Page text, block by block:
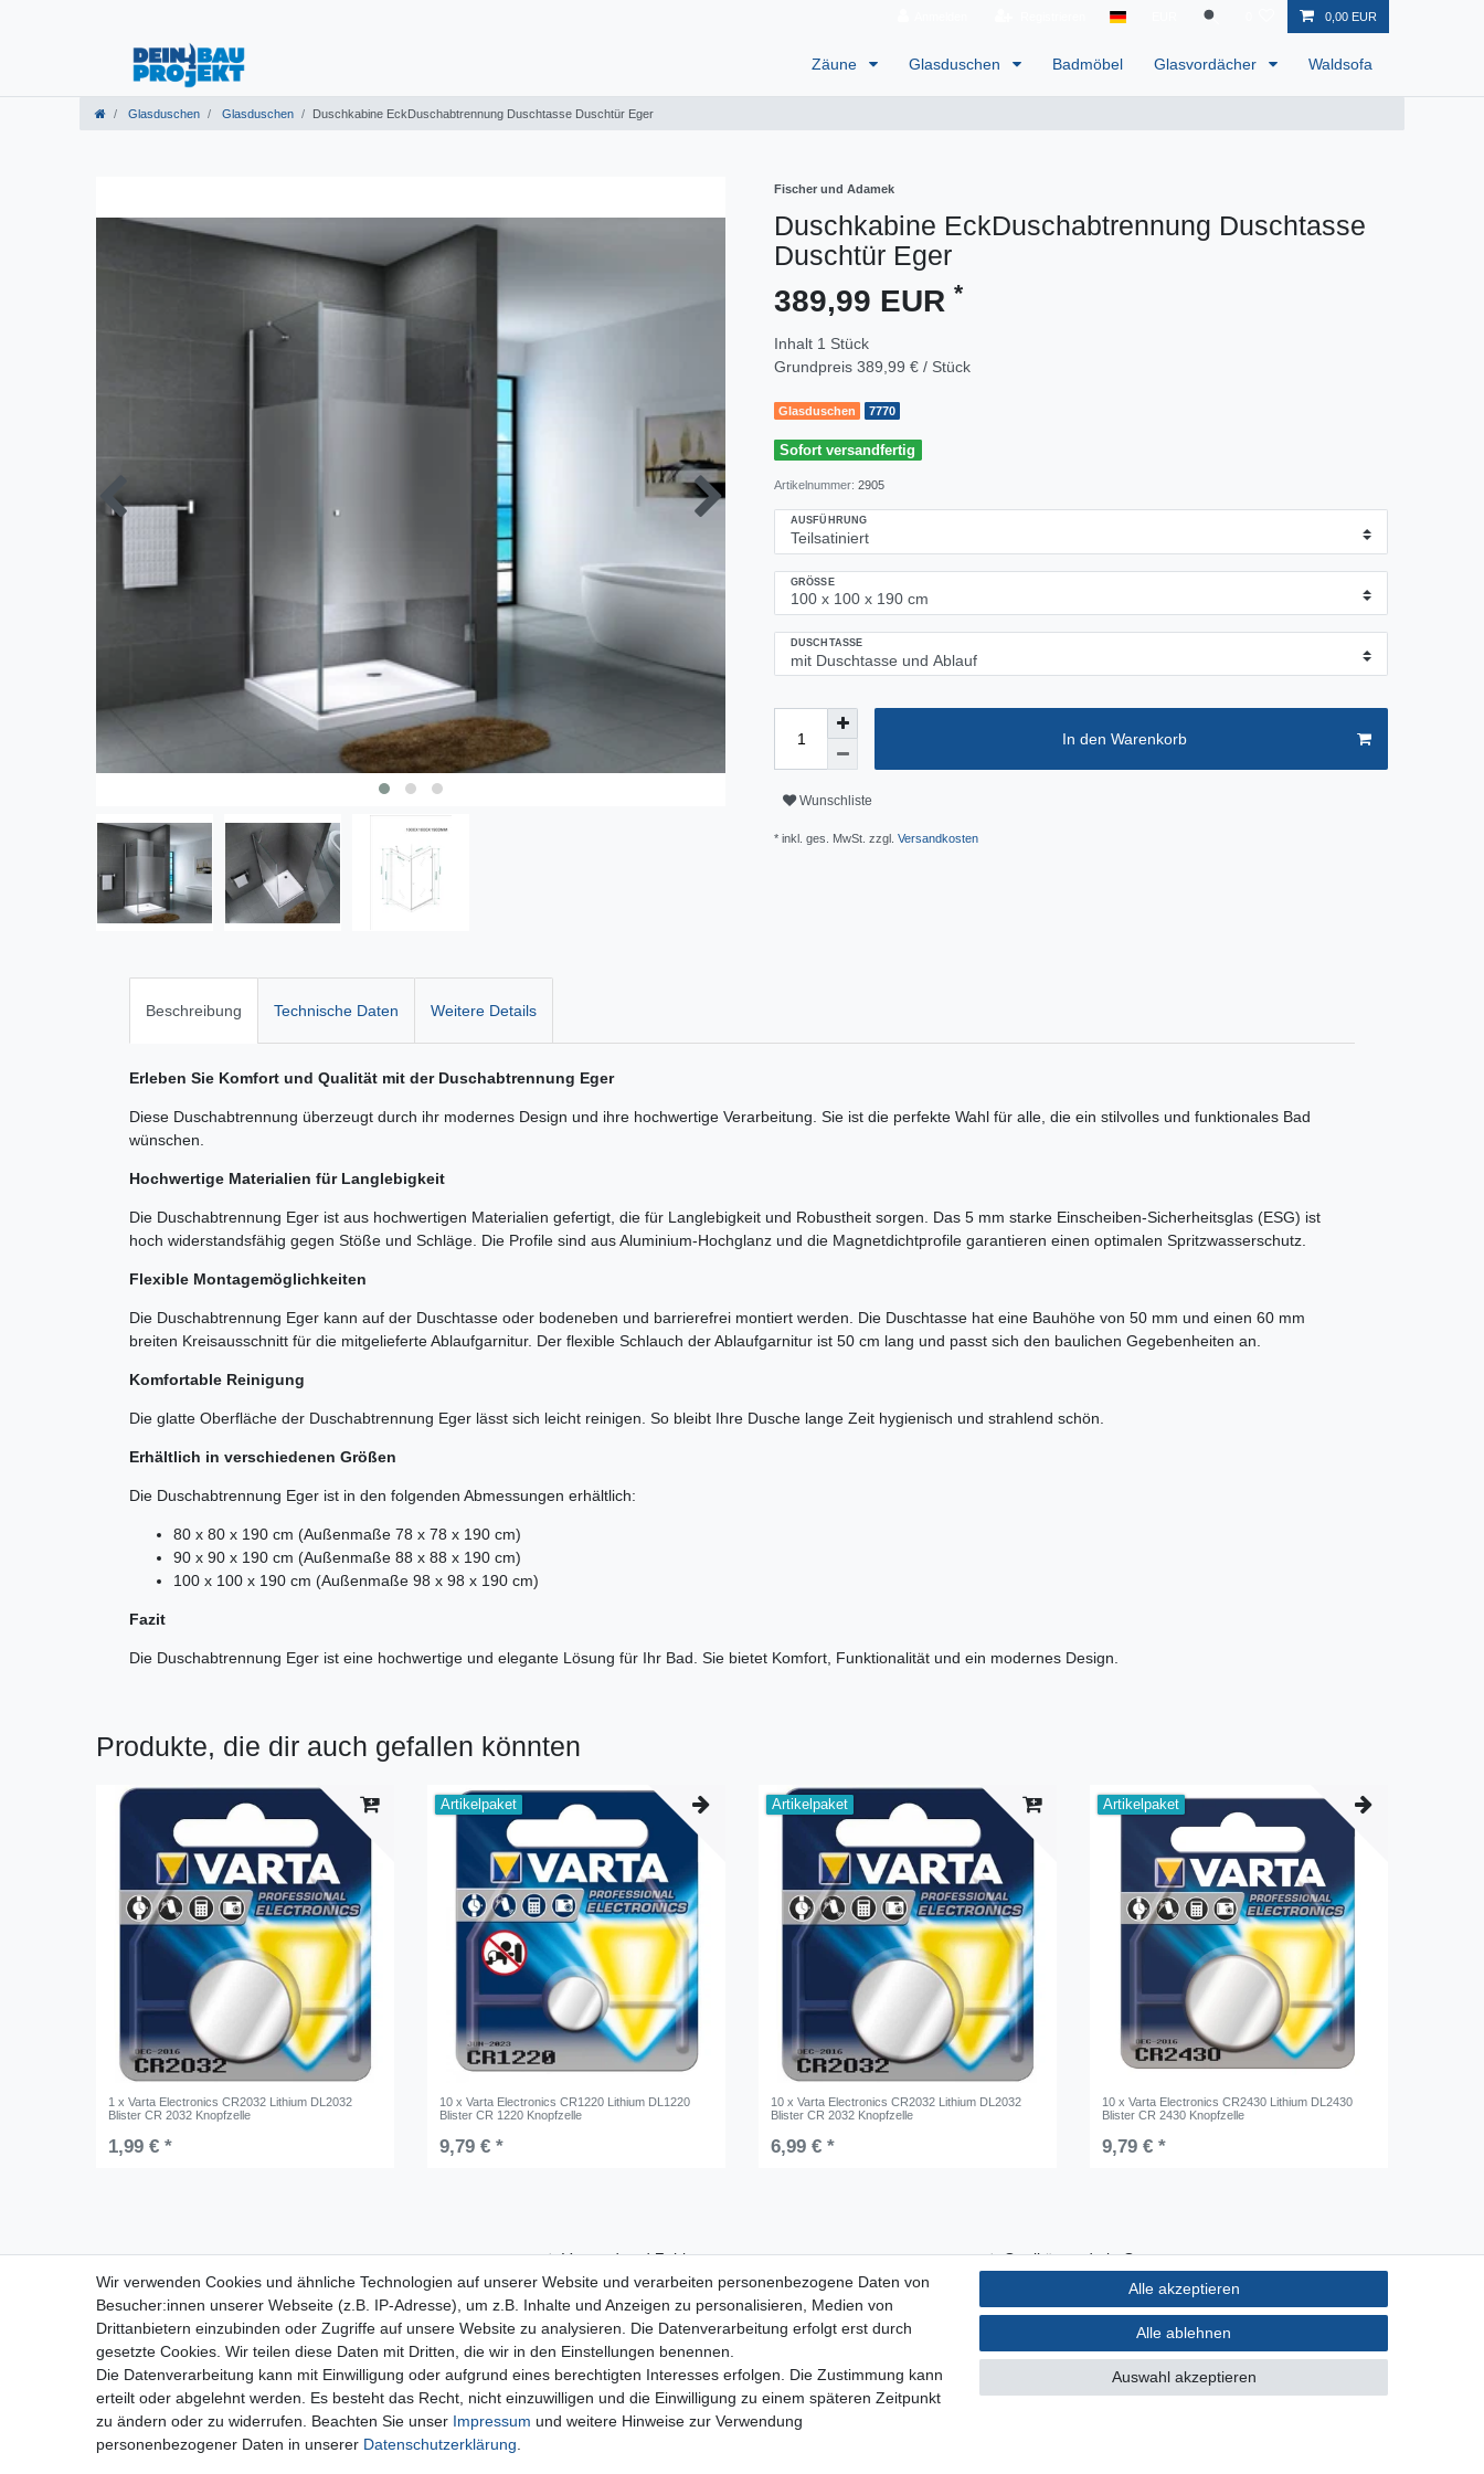
0,00 EUR
Zäune Glasduschen Badmöbel Glasvordächer Waldsofa
Glasduschen Glasduschen Duschkabine EckDuschabtrennung Duschtasse Duschtür Eger
Fischer und Adamek
Duschkabine EckDuschabtrennung Duschtasse
Duschtür Eger
389,99 EUR *
Inhalt 1 Stück
Grundpreis 389,99 € / Stück
Glasduschen 7770
Sofort versandfertig
Artikelnummer: 2905
AUSFÜHRUNG
GRÖSSE
DUSCHTASSE
In den Warenkorb
Wunschliste
* inkl. ges. MwSt. zzgl. Versandkosten
Beschreibung Technische Daten Weitere Details
Erleben Sie Komfort und Qualität mit der Duschabtrennung Eger
Diese Duschabtrennung überzeugt durch ihr modernes Design und ihre hochwertige Verarbeitung. Sie ist die perfekte Wahl für alle, die ein stilvolles und funktionales Bad
wünschen.
Hochwertige Materialien für Langlebigkeit
Die Duschabtrennung Eger ist aus hochwertigen Materialien gefertigt, die für Langlebigkeit und Robustheit sorgen. Das 5 mm starke Einscheiben-Sicherheitsglas (ESG) ist
hoch widerstandsfähig gegen Stöße und Schläge. Die Profile sind aus Aluminium-Hochglanz und die Magnetdichtprofile garantieren einen optimalen Spritzwasserschutz.
Flexible Montagemöglichkeiten
Die Duschabtrennung Eger kann auf der Duschtasse oder bodeneben und barrierefrei montiert werden. Die Duschtasse hat eine Bauhöhe von 50 mm und einen 60 mm
breiten Kreisausschnitt für die mitgelieferte Ablaufgarnitur. Der flexible Schlauch der Ablaufgarnitur ist 50 cm lang und passt sich den baulichen Gegebenheiten an.
Komfortable Reinigung
Die glatte Oberfläche der Duschabtrennung Eger lässt sich leicht reinigen. So bleibt Ihre Dusche lange Zeit hygienisch und strahlend schön.
Erhältlich in verschiedenen Größen
Die Duschabtrennung Eger ist in den folgenden Abmessungen erhältlich:
80 x 80 x 190 cm (Außenmaße 78 x 78 x 190 cm)
90 x 90 x 190 cm (Außenmaße 88 x 88 x 190 cm)
100 x 100 x 190 cm (Außenmaße 98 x 98 x 190 cm)
Fazit
Die Duschabtrennung Eger ist eine hochwertige und elegante Lösung für Ihr Bad. Sie bietet Komfort, Funktionalität und ein modernes Design.
Produkte, die dir auch gefallen könnten
1 x Varta Electronics CR2032 Lithium DL2032
Blister CR 2032 Knopfzelle
1,99 € *
Artikelpaket
10 x Varta Electronics CR1220 Lithium DL1220
Blister CR 1220 Knopfzelle
9,79 € *
Artikelpaket
10 x Varta Electronics CR2032 Lithium DL2032
Blister CR 2032 Knopfzelle
6,99 € *
Artikelpaket
10 x Varta Electronics CR2430 Lithium DL2430
Blister CR 2430 Knopfzelle
9,79 € *
Für Fragen zu unseren Produkten und
Bestellungen erreichen Sie uns per E-Mail oder
Telefon:
+49 5741 9099422 oder
info@dein-bau-
projekt.de
Versand und Zahlung
Impressum
Datenschutzerklärung
AGB
Kontakt
Infos Ratenkauf mit easyCredit
Qualität made in Germany
Schnelle & sichere Lieferung
Ideal für Selbermacher (DIY)
Wir verwenden Cookies und ähnliche Technologien auf unserer Website und verarbeiten personenbezogene Daten von
Besucher:innen unserer Webseite (z.B. IP-Adresse), um z.B. Inhalte und Anzeigen zu personalisieren, Medien von
Drittanbietern einzubinden oder Zugriffe auf unsere Website zu analysieren. Die Datenverarbeitung erfolgt erst durch
gesetzte Cookies. Wir teilen diese Daten mit Dritten, die wir in den Einstellungen benennen.
Die Datenverarbeitung kann mit Einwilligung oder aufgrund eines berechtigten Interesses erfolgen. Die Zustimmung kann
erteilt oder abgelehnt werden. Es besteht das Recht, nicht einzuwilligen und die Einwilligung zu einem späteren Zeitpunkt
zu ändern oder zu widerrufen. Beachten Sie unser Impressum und weitere Hinweise zur Verwendung
personenbezogener Daten in unserer Daten­schutz­erklärung
Alle akzeptieren
Alle ablehnen
Auswahl akzeptieren